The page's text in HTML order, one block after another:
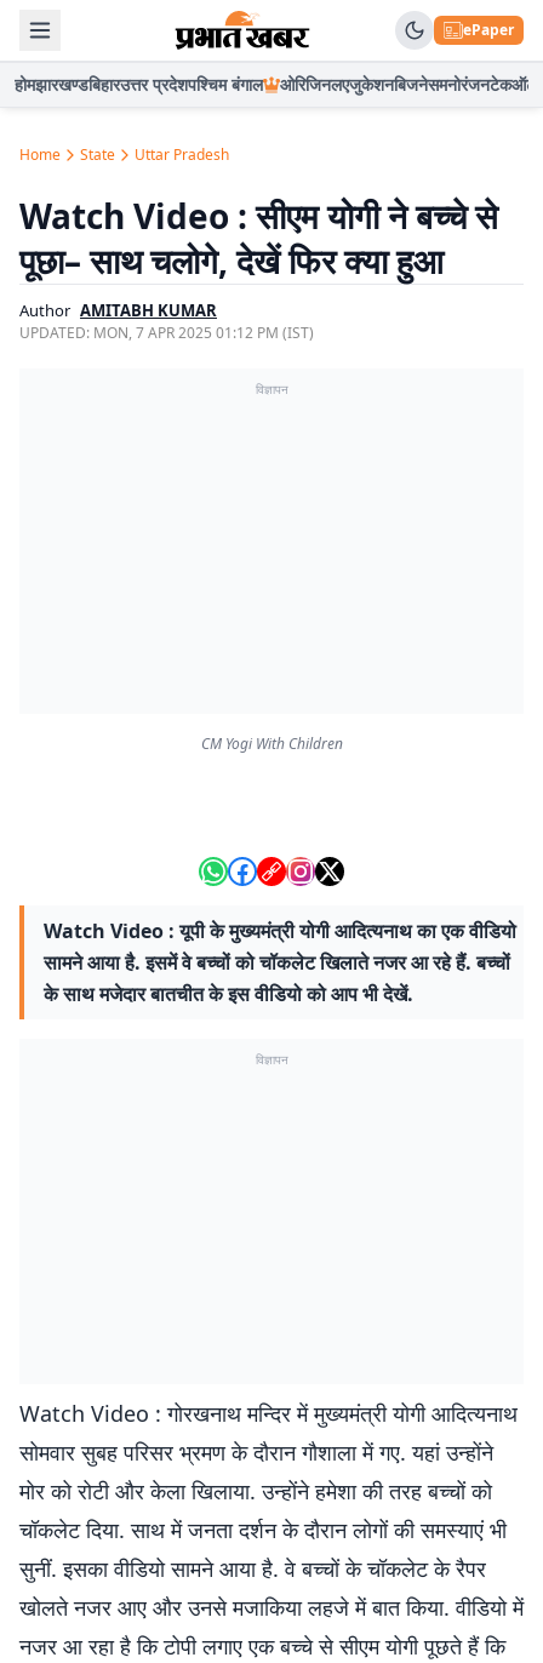
ePaper
होमझारखण्डबिहारउत्तर प्रदेशपश्चिम बंगाल ओरिजिनलएजुकेशनबिजनेसमनोरंजनटेकऑटो
Home State Uttar Pradesh
Watch Video : सीएम योगी ने बच्चे से
पूछा– साथ चलोगे, देखें फिर क्या हुआ
Author AMITABH KUMAR
UPDATED: MON, 7 APR 2025 01:12 PM (IST)
विज्ञापन
CM Yogi With Children
Watch Video : यूपी के मुख्यमंत्री योगी आदित्यनाथ का एक वीडियो
सामने आया है. इसमें वे बच्चों को चॉकलेट खिलाते नजर आ रहे हैं. बच्चों
के साथ मजेदार बातचीत के इस वीडियो को आप भी देखें.
विज्ञापन
Watch Video : गोरखनाथ मन्दिर में मुख्यमंत्री योगी आदित्यनाथ
सोमवार सुबह परिसर भ्रमण के दौरान गौशाला में गए. यहां उन्होंने
मोर को रोटी और केला खिलाया. उन्होंने हमेशा की तरह बच्चों को
चॉकलेट दिया. साथ में जनता दर्शन के दौरान लोगों की समस्याएं भी
सुनीं. इसका वीडियो सामने आया है. वे बच्चों के चॉकलेट के रैपर
खोलते नजर आए और उनसे मजाकिया लहजे में बात किया. वीडियो में
नजर आ रहा है कि टोपी लगाए एक बच्चे से सीएम योगी पूछते हैं कि